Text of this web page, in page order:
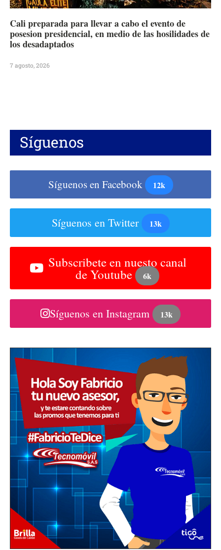
Cali preparada para llevar a cabo el evento de
posesion presidencial, en medio de las hosilidades de
los desadaptados
7 agosto, 2026
Síguenos
Síguenos en Facebook 12k
Síguenos en Twitter 13k
Subscribete en nuesto canal
de Youtube 6k
Síguenos en Instagram 13k